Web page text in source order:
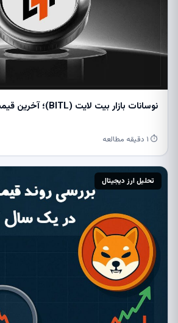
نوسانات بازار بیت ‌لایت (BITL)؛ آخرین قیمت و داده‌های بازار
⏱ ۱ دقیقه مطالعه
تحلیل ارز دیجیتال